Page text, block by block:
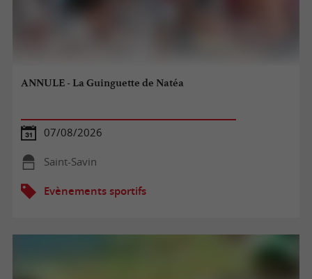
ANNULE - La Guinguette de Natéa
07/08/2026
Saint-Savin
Evènements sportifs